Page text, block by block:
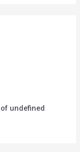
undefined